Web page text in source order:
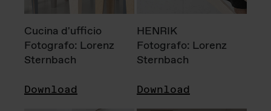
Cucina d'ufficio
Fotografo: Lorenz
Sternbach
Download
HENRIK
Fotografo: Lorenz
Sternbach
Download